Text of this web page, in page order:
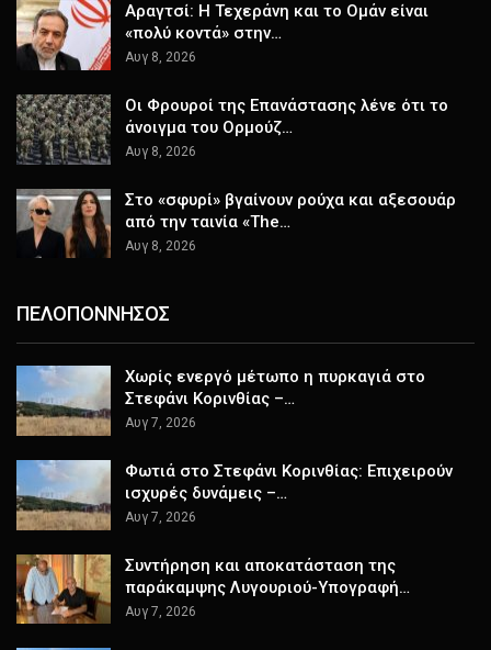
Αραγτσί: Η Τεχεράνη και το Ομάν είναι
«πολύ κοντά» στην…
Αυγ 8, 2026
Οι Φρουροί της Επανάστασης λένε ότι το
άνοιγμα του Ορμούζ…
Αυγ 8, 2026
Στο «σφυρί» βγαίνουν ρούχα και αξεσουάρ
από την ταινία «The…
Αυγ 8, 2026
ΠΕΛΟΠΟΝΝΗΣΟΣ
Χωρίς ενεργό μέτωπο η πυρκαγιά στο
Στεφάνι Κορινθίας –…
Αυγ 7, 2026
Φωτιά στο Στεφάνι Κορινθίας: Επιχειρούν
ισχυρές δυνάμεις –…
Αυγ 7, 2026
Συντήρηση και αποκατάσταση της
παράκαμψης Λυγουριού-Υπογραφή…
Αυγ 7, 2026